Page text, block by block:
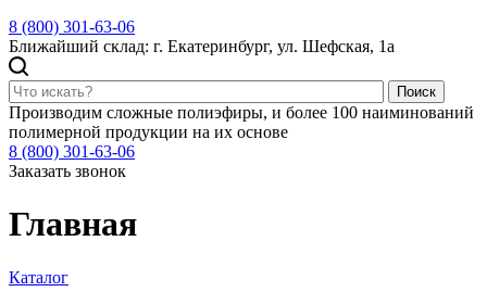
8 (800) 301-63-06
Ближайший склад: г. Екатеринбург, ул. Шефская, 1а
Поиск
Производим сложные полиэфиры, и более 100 наиминований
полимерной продукции на их основе
8 (800) 301-63-06
Заказать звонок
Главная
Каталог